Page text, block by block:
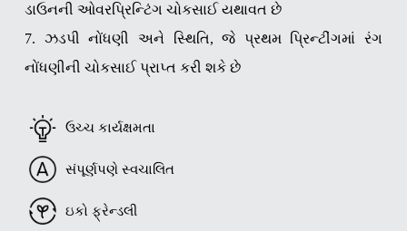
ડાઉનની ઓવરપ્રિન્ટિંગ ચોકસાઈ યથાવત છે
7. ઝડપી નોંધણી અને સ્થિતિ, જે પ્રથમ પ્રિન્ટીંગમાં રંગ
નોંધણીની ચોકસાઈ પ્રાપ્ત કરી શકે છે
ઉચ્ચ કાર્યક્ષમતા
સંપૂર્ણપણે સ્વચાલિત
ઇકો ફ્રેન્ડલી